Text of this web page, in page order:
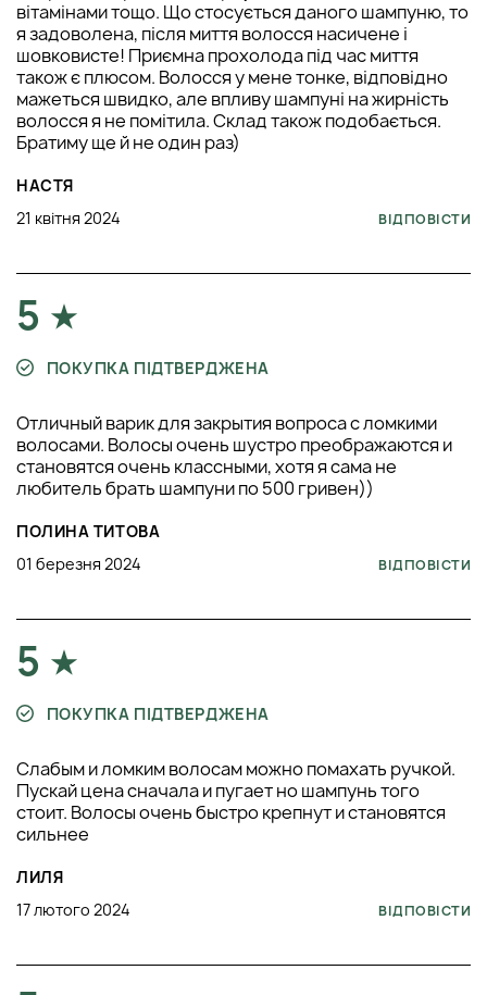
вітамінами тощо. Що стосується даного шампуню, то
я задоволена, після миття волосся насичене і
шовковисте! Приємна прохолода під час миття
також є плюсом. Волосся у мене тонке, відповідно
мажеться швидко, але впливу шампуні на жирність
волосся я не помітила. Склад також подобається.
Братиму ще й не один раз)
НАСТЯ
21 квітня 2024
ВІДПОВІСТИ
5
ПОКУПКА ПІДТВЕРДЖЕНА
Отличный варик для закрытия вопроса с ломкими
волосами. Волосы очень шустро преображаются и
становятся очень классными, хотя я сама не
любитель брать шампуни по 500 гривен))
ПОЛИНА ТИТОВА
01 березня 2024
ВІДПОВІСТИ
5
ПОКУПКА ПІДТВЕРДЖЕНА
Слабым и ломким волосам можно помахать ручкой.
Пускай цена сначала и пугает но шампунь того
стоит. Волосы очень быстро крепнут и становятся
сильнее
ЛИЛЯ
17 лютого 2024
ВІДПОВІСТИ